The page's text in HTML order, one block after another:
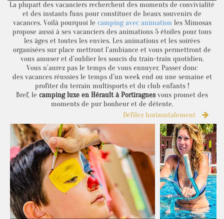
La plupart des vacanciers recherchent des moments de convivialité
et des instants funs pour constituer de beaux souvenirs de
vacances. Voilà pourquoi le camping avec animation les Mimosas
propose aussi à ses vacanciers des animations 5 étoiles pour tous
les âges et toutes les envies. Les animations et les soirées
organisées sur place mettront l’ambiance et vous permettront de
vous amuser et d’oublier les soucis du train-train quotidien.
Vous n’aurez pas le temps de vous ennuyer. Passer donc
des vacances réussies le temps d’un week end ou une semaine et
profiter du terrain multisports et du club enfants !
Bref, le camping luxe en Hérault à Portiragnes vous promet des
moments de pur bonheur et de détente.
Défilez horizontalement